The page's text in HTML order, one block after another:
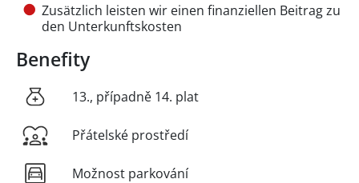
Zusätzlich leisten wir einen finanziellen Beitrag zu
den Unterkunftskosten
Benefity
13., případně 14. plat
Přátelské prostředí
Možnost parkování